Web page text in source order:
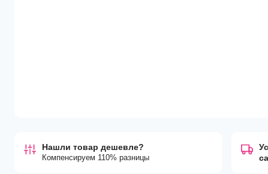
Нашли товар дешевле?
Компенсируем 110% разницы